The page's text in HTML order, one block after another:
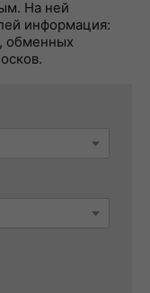
На ней
информация:
обменных